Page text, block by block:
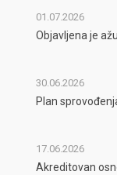
01.07.2026
Objavljena je
30.06.2026
Plan
17.06.2026
Akreditovan